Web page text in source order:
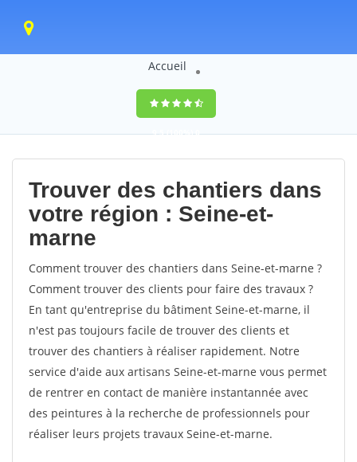
Accueil
9,5(100%)0
votes
Trouver des chantiers dans
votre région : Seine-et-
marne
Comment trouver des chantiers dans Seine-et-marne ?
Comment trouver des clients pour faire des travaux ?
En tant qu'entreprise du bâtiment Seine-et-marne, il
n'est pas toujours facile de trouver des clients et
trouver des chantiers à réaliser rapidement. Notre
service d'aide aux artisans Seine-et-marne vous permet
de rentrer en contact de manière instantannée avec
des peintures à la recherche de professionnels pour
réaliser leurs projets travaux Seine-et-marne.